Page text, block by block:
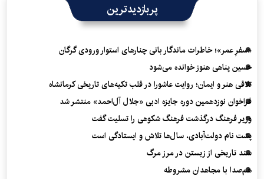
پربازدیدترین
«سفرِ عمر»؛ خاطرات ماندگار بانی چنارهای استوار ورودی گرگان
حسین پناهی هنوز خوانده می‌شود
تلاقی هنر و ایمان؛ روایت عاشورا در قلب تکیه‌های تاریخی کرمانشاه
فراخوان نوزدهمین دوره جایزه ادبی «جلال آل‌احمد» منتشر شد
وزیر فرهنگ درگذشت فرهنگ شکوهی را تسلیت گفت
پشت نام دولت‌آبادی، سال‌ها تلاش و ایستادگی است
سند تاریخی از زیستن در مرز مرگ
هم‌صدا با مجاهدان مشروطه